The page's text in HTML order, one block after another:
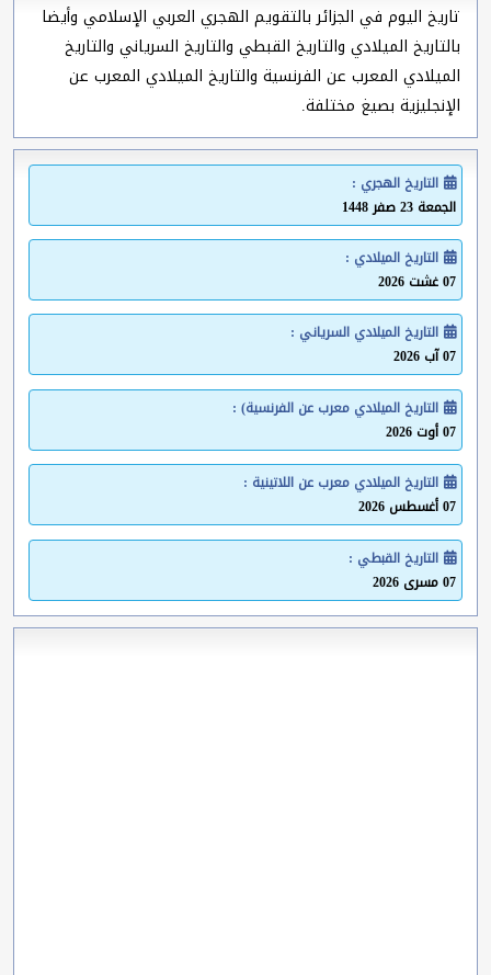
تاريخ اليوم في الجزائر بالتقويم الهجري العربي الإسلامي وأيضا
بالتاريخ الميلادي والتاريخ القبطي والتاريخ السرياني والتاريخ
الميلادي المعرب عن الفرنسية والتاريخ الميلادي المعرب عن
الإنجليزية بصيغ مختلفة.
التاريخ الهجري :
الجمعة 23 صفر 1448
التاريخ الميلادي :
07 غشت 2026
التاريخ الميلادي السرياني :
07 آب 2026
التاريخ الميلادي معرب عن الفرنسية) :
07 أوت 2026
التاريخ الميلادي معرب عن اللاتينية :
07 أغسطس 2026
التاريخ القبطي :
07 مسرى 2026